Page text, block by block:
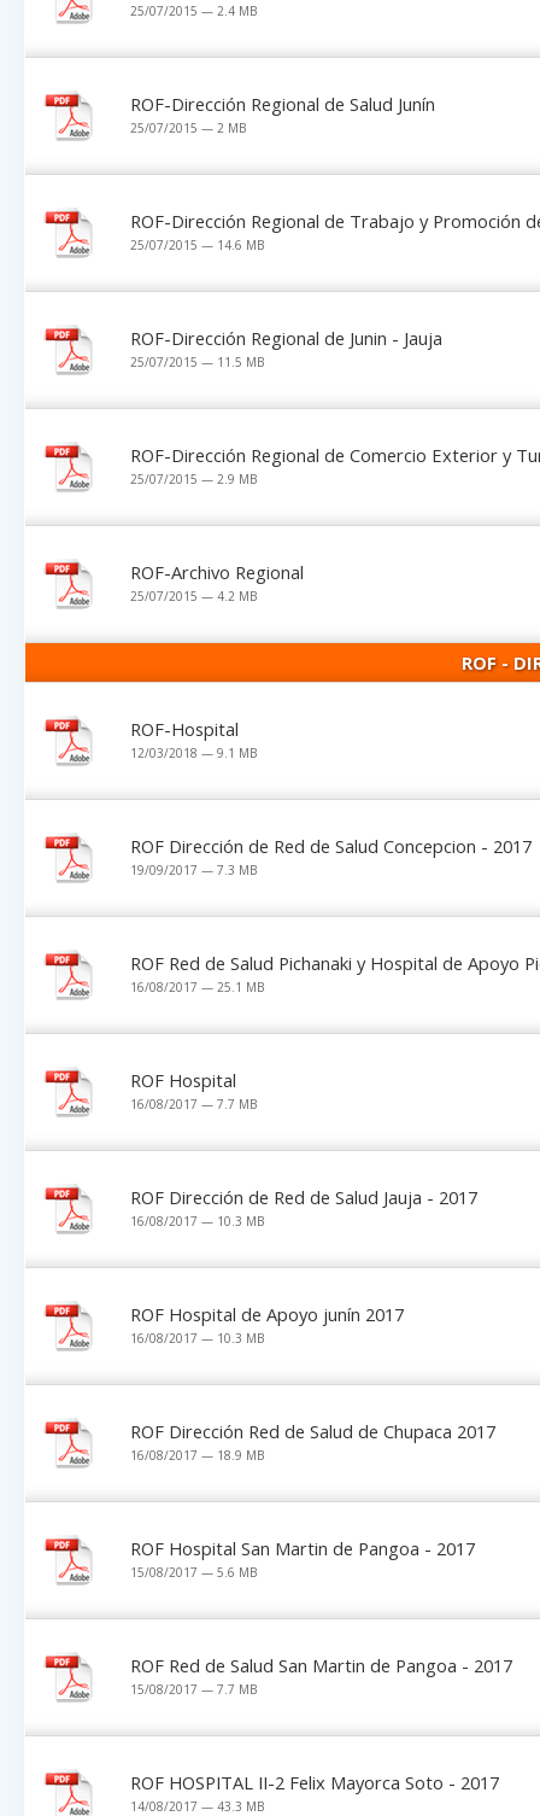
25/07/2015 — 2.4 MB
ROF-Dirección Regional de Salud Junín
25/07/2015 — 2 MB
ROF-Dirección Regional de Trabajo y Promoción
25/07/2015 — 14.6 MB
ROF-Dirección Regional de Junin - Jauja
25/07/2015 — 11.5 MB
ROF-Dirección Regional de Comercio Exterior y
25/07/2015 — 2.9 MB
ROF-Archivo Regional
25/07/2015 — 4.2 MB
ROF -
ROF-Hospital
12/03/2018 — 9.1 MB
ROF Dirección de Red de Salud Concepcion - 2017
19/09/2017 — 7.3 MB
ROF Red de Salud Pichanaki y Hospital de Apoyo
16/08/2017 — 25.1 MB
ROF Hospital
16/08/2017 — 7.7 MB
ROF Dirección de Red de Salud Jauja - 2017
16/08/2017 — 10.3 MB
ROF Hospital de Apoyo junín 2017
16/08/2017 — 10.3 MB
ROF Dirección Red de Salud de Chupaca 2017
16/08/2017 — 18.9 MB
ROF Hospital San Martin de Pangoa - 2017
15/08/2017 — 5.6 MB
ROF Red de Salud San Martin de Pangoa - 2017
15/08/2017 — 7.7 MB
ROF HOSPITAL II-2 Felix Mayorca Soto - 2017
14/08/2017 — 43.3 MB